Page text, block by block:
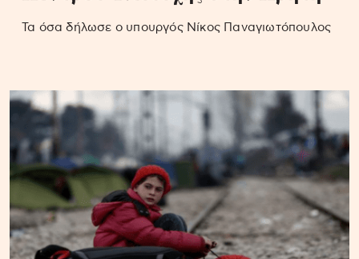
Τα όσα δήλωσε ο υπουργός Νίκος Παναγιωτόπουλος